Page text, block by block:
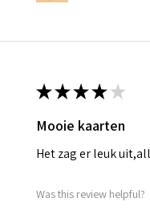
★★★★ ★
Mooie kaarten
Het zag er leuk
Was this review helpful?